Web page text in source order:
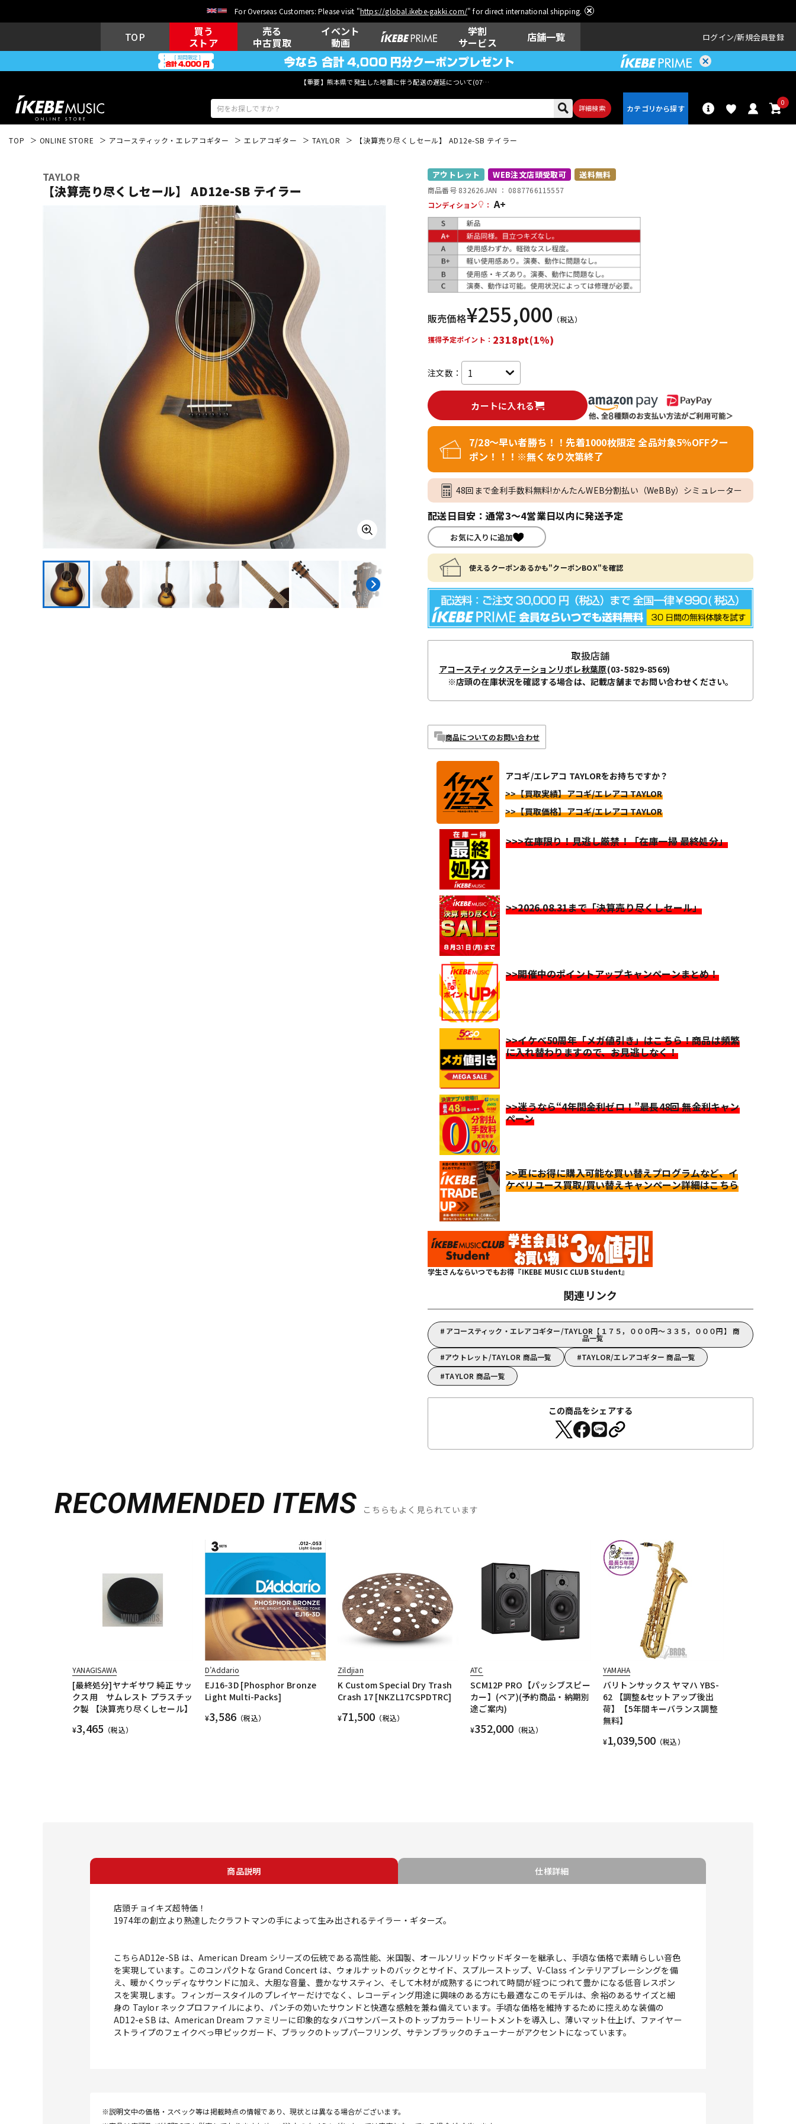
For Overseas Customers: Please visit "https://global.ikebe-gakki.com/" for direct international shipping.
TOP
買う
ストア
売る
中古買取
イベント
動画
学割
サービス
店舗一覧 ログイン 新規会員登録
【重要】熊本県で発生した地震に伴う配送の遅延について(07月29日
詳細検索
0
ウクレレ ドラム
電子ピアノ その他楽器
DTM レコーディン
グ機器
配信/ライブ
機器
ヴィンテージ
TOP ONLINE STORE アコースティック・エレアコギター エレアコギター TAYLOR 【決算売り尽くしセール】 AD12e-SB テイラー
TAYLOR
【決算売り尽くしセール】 AD12e-SB テイラー
アウトレット WEB注文店頭受取可 送料無料
商品番号 832626JAN ： 0887766115557
コンディション
： A+
販売価格¥255,000 （税込）
獲得予定ポイント： 2318pt(1%)
注文数：
カートに入れる
7/28～早い者勝ち！！先着1000枚限定 全品対象5％OFFクー
ポン！！！※無くなり次第終了
48回まで金利手数料無料!かんたんWEB分割払い（WeBBy）シミュレーター
配送日目安：通常3～4営業日以内に発送予定
お気に入りに追加
使えるクーポンあるかも"クーポンBOX"を確認
取扱店舗
アコースティックステーションリボレ秋葉原(03-5829-8569)
※店頭の在庫状況を確認する場合は、記載店舗までお問い合わせください。
商品についてのお問い合わせ
アコギ/エレアコ TAYLORをお持ちですか？
>>【買取実績】アコギ/エレアコ TAYLOR
>>【買取価格】アコギ/エレアコ TAYLOR
>>>在庫限り！見逃し厳禁！「在庫一掃 最終処分」
>>2026.08.31まで「決算売り尽くしセール」
>>開催中のポイントアップキャンペーンまとめ！
>>イケベ50周年「メガ値引き」はこちら！商品は頻繁
に入れ替わりますので、お見逃しなく！
>>迷うなら“4年間金利ゼロ！”最長48回 無金利キャン
ペーン
>>更にお得に購入可能な買い替えプログラムなど、イ
ケベリユース買取/買い替えキャンペーン詳細はこちら
学生さんならいつでもお得『IKEBE MUSIC CLUB Student』
関連リンク
アコースティック・エレアコギター/TAYLOR【１７５，０００円～３３５，０００円】 商
品一覧
アウトレット/TAYLOR 商品一覧
TAYLOR/エレアコギター 商品一覧
TAYLOR 商品一覧
この商品をシェアする
RECOMMENDED ITEMS こちらもよく見られています
YANAGISAWA
[最終処分]ヤナギサワ 純正 サッ
クス用 サムレスト プラスチッ
ク製 【決算売り尽くしセール】
¥3,465 （税込）
D’Addario
EJ16-3D [Phosphor Bronze
Light Multi-Packs]
¥3,586 （税込）
Zildjian
K Custom Special Dry Trash
Crash 17 [NKZL17CSPDTRC]
¥71,500 （税込）
ATC
SCM12P PRO【パッシブスピー
カー】(ペア)(予約商品・納期別
途ご案内)
¥352,000 （税込）
YAMAHA
バリトンサックス ヤマハ YBS-
62 【調整&セットアップ後出
荷】【5年間キーバランス調整
無料】
¥1,039,500（税込）
商品説明 仕様詳細
店頭チョイキズ超特価！
1974年の創立より熟達したクラフトマンの手によって生み出されるテイラー・ギターズ。
こちらAD12e-SB は、American Dream シリーズの伝統である高性能、米国製、オールソリッドウッドギターを継承し、手頃な価格で素晴らしい音色
を実現しています。このコンパクトな Grand Concert は、ウォルナットのバックとサイド、スプルーストップ、V-Class インテリアブレーシングを備
え、暖かくウッディなサウンドに加え、大胆な音量、豊かなサスティン、そして木材が成熟するにつれて時間が経つにつれて豊かになる低音レスポン
スを実現します。フィンガースタイルのプレイヤーだけでなく、レコーディング用途に興味のある方にも最適なこのモデルは、余裕のあるサイズと細
身の Taylor ネックプロファイルにより、パンチの効いたサウンドと快適な感触を兼ね備えています。手頃な価格を維持するために控えめな装備の
AD12-e SB は、American Dream ファミリーに印象的なタバコサンバーストのトップカラートリートメントを導入し、薄いマット仕上げ、ファイヤー
ストライプのフェイクべっ甲ピックガード、ブラックのトップパーフリング、サテンブラックのチューナーがアクセントになっています。
※説明文中の価格・スペック等は掲載時点の情報であり、現状とは異なる場合がございます。